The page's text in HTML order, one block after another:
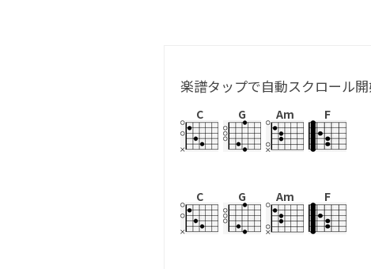
楽譜タップで自動スクロール
C G Am F
C G Am F